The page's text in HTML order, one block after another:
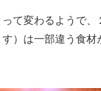
て変わるようで、
）は一部違う食材